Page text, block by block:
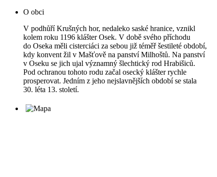
O obci
V podhůří Krušných hor, nedaleko saské hranice, vznikl
kolem roku 1196 klášter Osek. V době svého příchodu
do Oseka měli cisterciáci za sebou již téměř šestileté období,
kdy konvent žil v Mašťově na panství Milhoštů. Na panství
v Oseku se jich ujal významný šlechtický rod Hrabišiců.
Pod ochranou tohoto rodu začal osecký klášter rychle
prosperovat. Jedním z jeho nejslavnějších období se stala
30. léta 13. století.